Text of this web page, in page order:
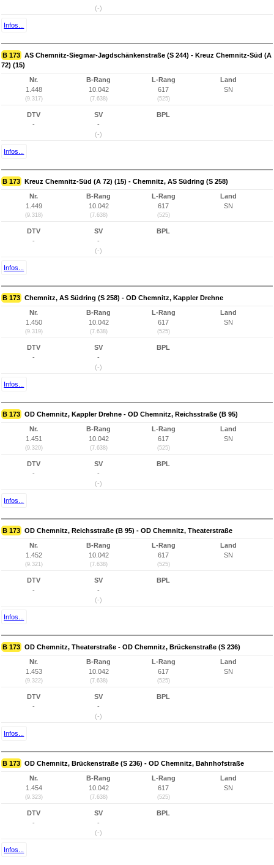
(-)
Infos...
B 173 AS Chemnitz-Siegmar-Jagdschänkenstraße (S 244) - Kreuz Chemnitz-Süd (A
72) (15)
Nr.
1.448
(9.317)
B-Rang
10.042
(7.638)
L-Rang
617
(525)
Land
SN
DTV
-
SV
-
(-)
BPL
Infos...
B 173 Kreuz Chemnitz-Süd (A 72) (15) - Chemnitz, AS Südring (S 258)
Nr.
1.449
(9.318)
B-Rang
10.042
(7.638)
L-Rang
617
(525)
Land
SN
DTV
-
SV
-
(-)
BPL
Infos...
B 173 Chemnitz, AS Südring (S 258) - OD Chemnitz, Kappler Drehne
Nr.
1.450
(9.319)
B-Rang
10.042
(7.638)
L-Rang
617
(525)
Land
SN
DTV
-
SV
-
(-)
BPL
Infos...
B 173 OD Chemnitz, Kappler Drehne - OD Chemnitz, Reichsstraße (B 95)
Nr.
1.451
(9.320)
B-Rang
10.042
(7.638)
L-Rang
617
(525)
Land
SN
DTV
-
SV
-
(-)
BPL
Infos...
B 173 OD Chemnitz, Reichsstraße (B 95) - OD Chemnitz, Theaterstraße
Nr.
1.452
(9.321)
B-Rang
10.042
(7.638)
L-Rang
617
(525)
Land
SN
DTV
-
SV
-
(-)
BPL
Infos...
B 173 OD Chemnitz, Theaterstraße - OD Chemnitz, Brückenstraße (S 236)
Nr.
1.453
(9.322)
B-Rang
10.042
(7.638)
L-Rang
617
(525)
Land
SN
DTV
-
SV
-
(-)
BPL
Infos...
B 173 OD Chemnitz, Brückenstraße (S 236) - OD Chemnitz, Bahnhofstraße
Nr.
1.454
(9.323)
B-Rang
10.042
(7.638)
L-Rang
617
(525)
Land
SN
DTV
-
SV
-
(-)
BPL
Infos...